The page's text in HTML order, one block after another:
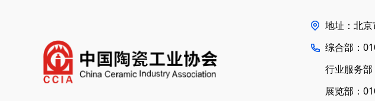
地址：北
综合部：
行业服务
展览部：